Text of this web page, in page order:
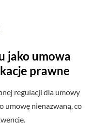
jako umowa
prawne
regulacji dla umowy
umowę nienazwaną, co